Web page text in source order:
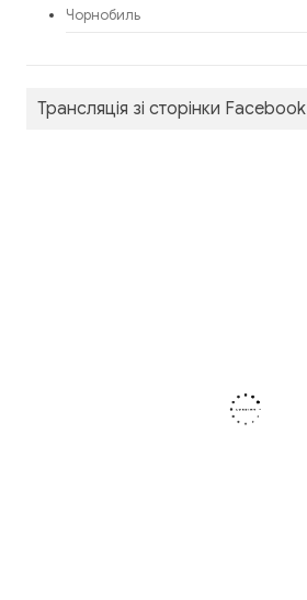
Чорнобиль
Трансляція зі сторінки Facebook